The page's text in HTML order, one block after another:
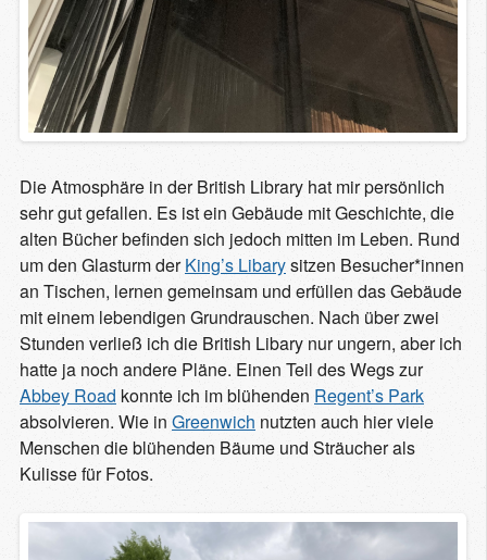
Die Atmosphäre in der British Library hat mir persönlich
sehr gut gefallen. Es ist ein Gebäude mit Geschichte, die
alten Bücher befinden sich jedoch mitten im Leben. Rund
um den Glasturm derKing’s Libarysitzen Besucher*innen
an Tischen, lernen gemeinsam und erfüllen das Gebäude
mit einem lebendigen Grundrauschen. Nach über zwei
Stunden verließ ich die British Libary nur ungern, aber ich
hatte ja noch andere Pläne. Einen Teil des Wegs zur
Abbey Road konnte ich im blühenden Regent’s Park
absolvieren. Wie in Greenwich nutzten auch hier viele
Menschen die blühenden Bäume und Sträucher als
Kulisse für Fotos.